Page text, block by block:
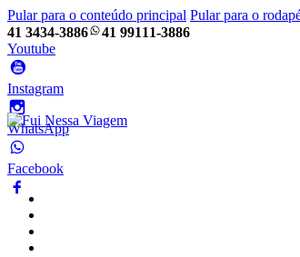
Pular para o conteúdo principal Pular para o
41 3434-3886
41 99111-3886
Youtube
Instagram
WhatsApp
Facebook